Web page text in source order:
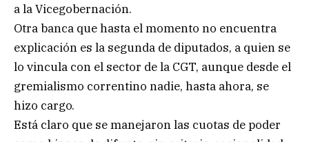
a la Vicegobernación.
Otra banca que hasta el momento no encuentra
explicación es la segunda de diputados, a quien se
lo vincula con el sector de la CGT, aunque desde el
gremialismo correntino nadie, hasta ahora, se
hizo cargo.
Está claro que se manejaron las cuotas de poder